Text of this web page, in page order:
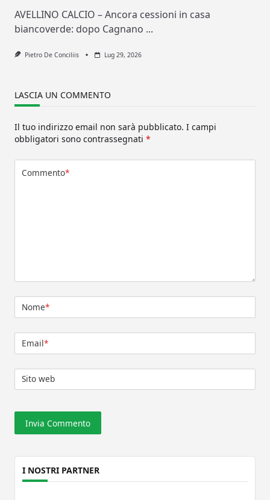
AVELLINO CALCIO – Ancora cessioni in casa
biancoverde: dopo Cagnano ...
Pietro De Conciliis Lug 29, 2026
LASCIA UN COMMENTO
Il tuo indirizzo email non sarà pubblicato. I campi
obbligatori sono contrassegnati *
Commento*
Nome*
Email*
Sito web
I NOSTRI PARTNER